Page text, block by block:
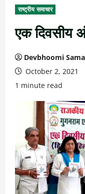
राष्ट्रीय समाचार
एक दिवसीय
Devbhoomi
October 2, 2021
1 minute read